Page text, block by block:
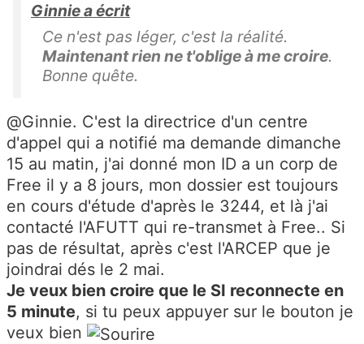
Ginnie a écrit
Ce n'est pas léger, c'est la réalité.
Maintenant rien ne t'oblige à me croire.
Bonne quête.
@Ginnie. C'est la directrice d'un centre
d'appel qui a notifié ma demande dimanche
15 au matin, j'ai donné mon ID a un corp de
Free il y a 8 jours, mon dossier est toujours
en cours d'étude d'après le 3244, et là j'ai
contacté l'AFUTT qui re-transmet à Free.. Si
pas de résultat, après c'est l'ARCEP que je
joindrai dés le 2 mai.
Je veux bien croire que le SI reconnecte en
5 minute, si tu peux appuyer sur le bouton je
veux bien